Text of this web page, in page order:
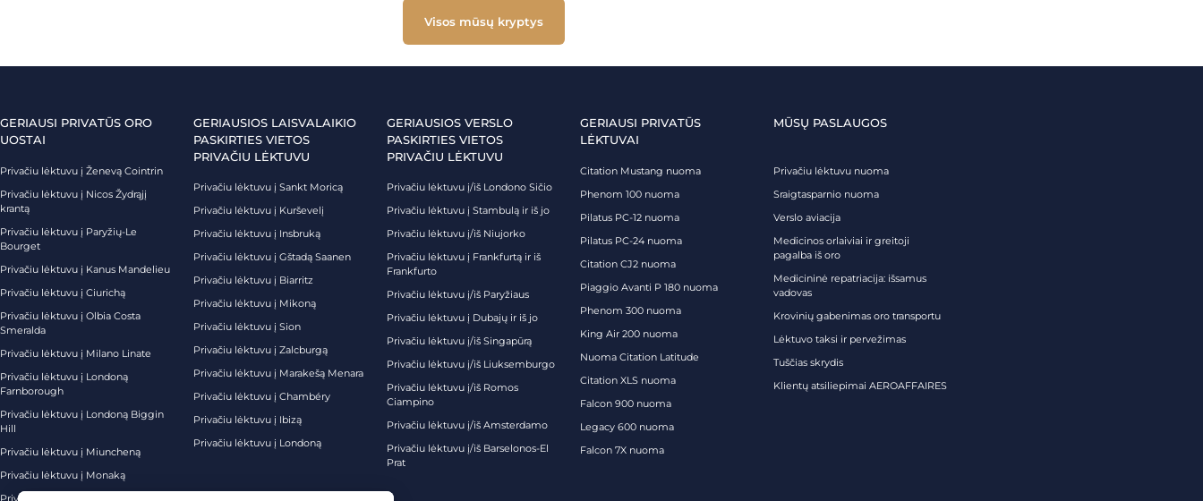
Visos mūsų kryptys
GERIAUSI PRIVATŪS ORO
UOSTAI
Privačiu lėktuvu į Ženevą Cointrin
Privačiu lėktuvu į Nicos Žydrąjį
krantą
Privačiu lėktuvu į Paryžių-Le
Bourget
Privačiu lėktuvu į Kanus Mandelieu
Privačiu lėktuvu į Ciurichą
Privačiu lėktuvu į Olbia Costa
Smeralda
Privačiu lėktuvu į Milano Linate
Privačiu lėktuvu į Londoną
Farnborough
Privačiu lėktuvu į Londoną Biggin
Hill
Privačiu lėktuvu į Miuncheną
Privačiu lėktuvu į Monaką
Privačiu lėktuvu į Palma de
GERIAUSIOS LAISVALAIKIO
PASKIRTIES VIETOS
PRIVAČIU LĖKTUVU
Privačiu lėktuvu į Sankt Moricą
Privačiu lėktuvu į Kurševelį
Privačiu lėktuvu į Insbruką
Privačiu lėktuvu į Gštadą Saanen
Privačiu lėktuvu į Biarritz
Privačiu lėktuvu į Mikoną
Privačiu lėktuvu į Sion
Privačiu lėktuvu į Zalcburgą
Privačiu lėktuvu į Marakešą Menara
Privačiu lėktuvu į Chambéry
Privačiu lėktuvu į Ibizą
Privačiu lėktuvu į Londoną
GERIAUSIOS VERSLO
PASKIRTIES VIETOS
PRIVAČIU LĖKTUVU
Privačiu lėktuvu į/iš Londono Sičio
Privačiu lėktuvu į Stambulą ir iš jo
Privačiu lėktuvu į/iš Niujorko
Privačiu lėktuvu į Frankfurtą ir iš
Frankfurto
Privačiu lėktuvu į/iš Paryžiaus
Privačiu lėktuvu į Dubajų ir iš jo
Privačiu lėktuvu į/iš Singapūrą
Privačiu lėktuvu į/iš Liuksemburgo
Privačiu lėktuvu į/iš Romos
Ciampino
Privačiu lėktuvu į/iš Amsterdamo
Privačiu lėktuvu į/iš Barselonos-El
Prat
GERIAUSI PRIVATŪS
LĖKTUVAI
Citation Mustang nuoma
Phenom 100 nuoma
Pilatus PC-12 nuoma
Pilatus PC-24 nuoma
Citation CJ2 nuoma
Piaggio Avanti P 180 nuoma
Phenom 300 nuoma
King Air 200 nuoma
Nuoma Citation Latitude
Citation XLS nuoma
Falcon 900 nuoma
Legacy 600 nuoma
Falcon 7X nuoma
MŪSŲ PASLAUGOS
Privačiu lėktuvu nuoma
Sraigtasparnio nuoma
Verslo aviacija
Medicinos orlaiviai ir greitoji
pagalba iš oro
Medicininė repatriacija: išsamus
vadovas
Krovinių gabenimas oro transportu
Lėktuvo taksi ir pervežimas
Tuščias skrydis
Klientų atsiliepimai AEROAFFAIRES